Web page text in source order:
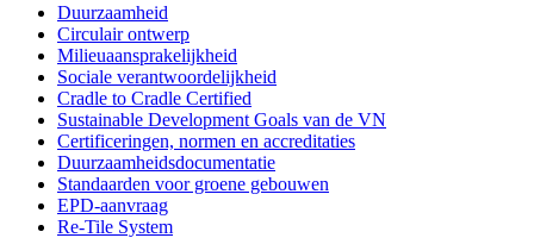
Duurzaamheid
Circulair ontwerp
Milieuaansprakelijkheid
Sociale verantwoordelijkheid
Cradle to Cradle Certified
Sustainable Development Goals van de VN
Certificeringen, normen en accreditaties
Duurzaamheidsdocumentatie
Standaarden voor groene gebouwen
EPD-aanvraag
Re-Tile System